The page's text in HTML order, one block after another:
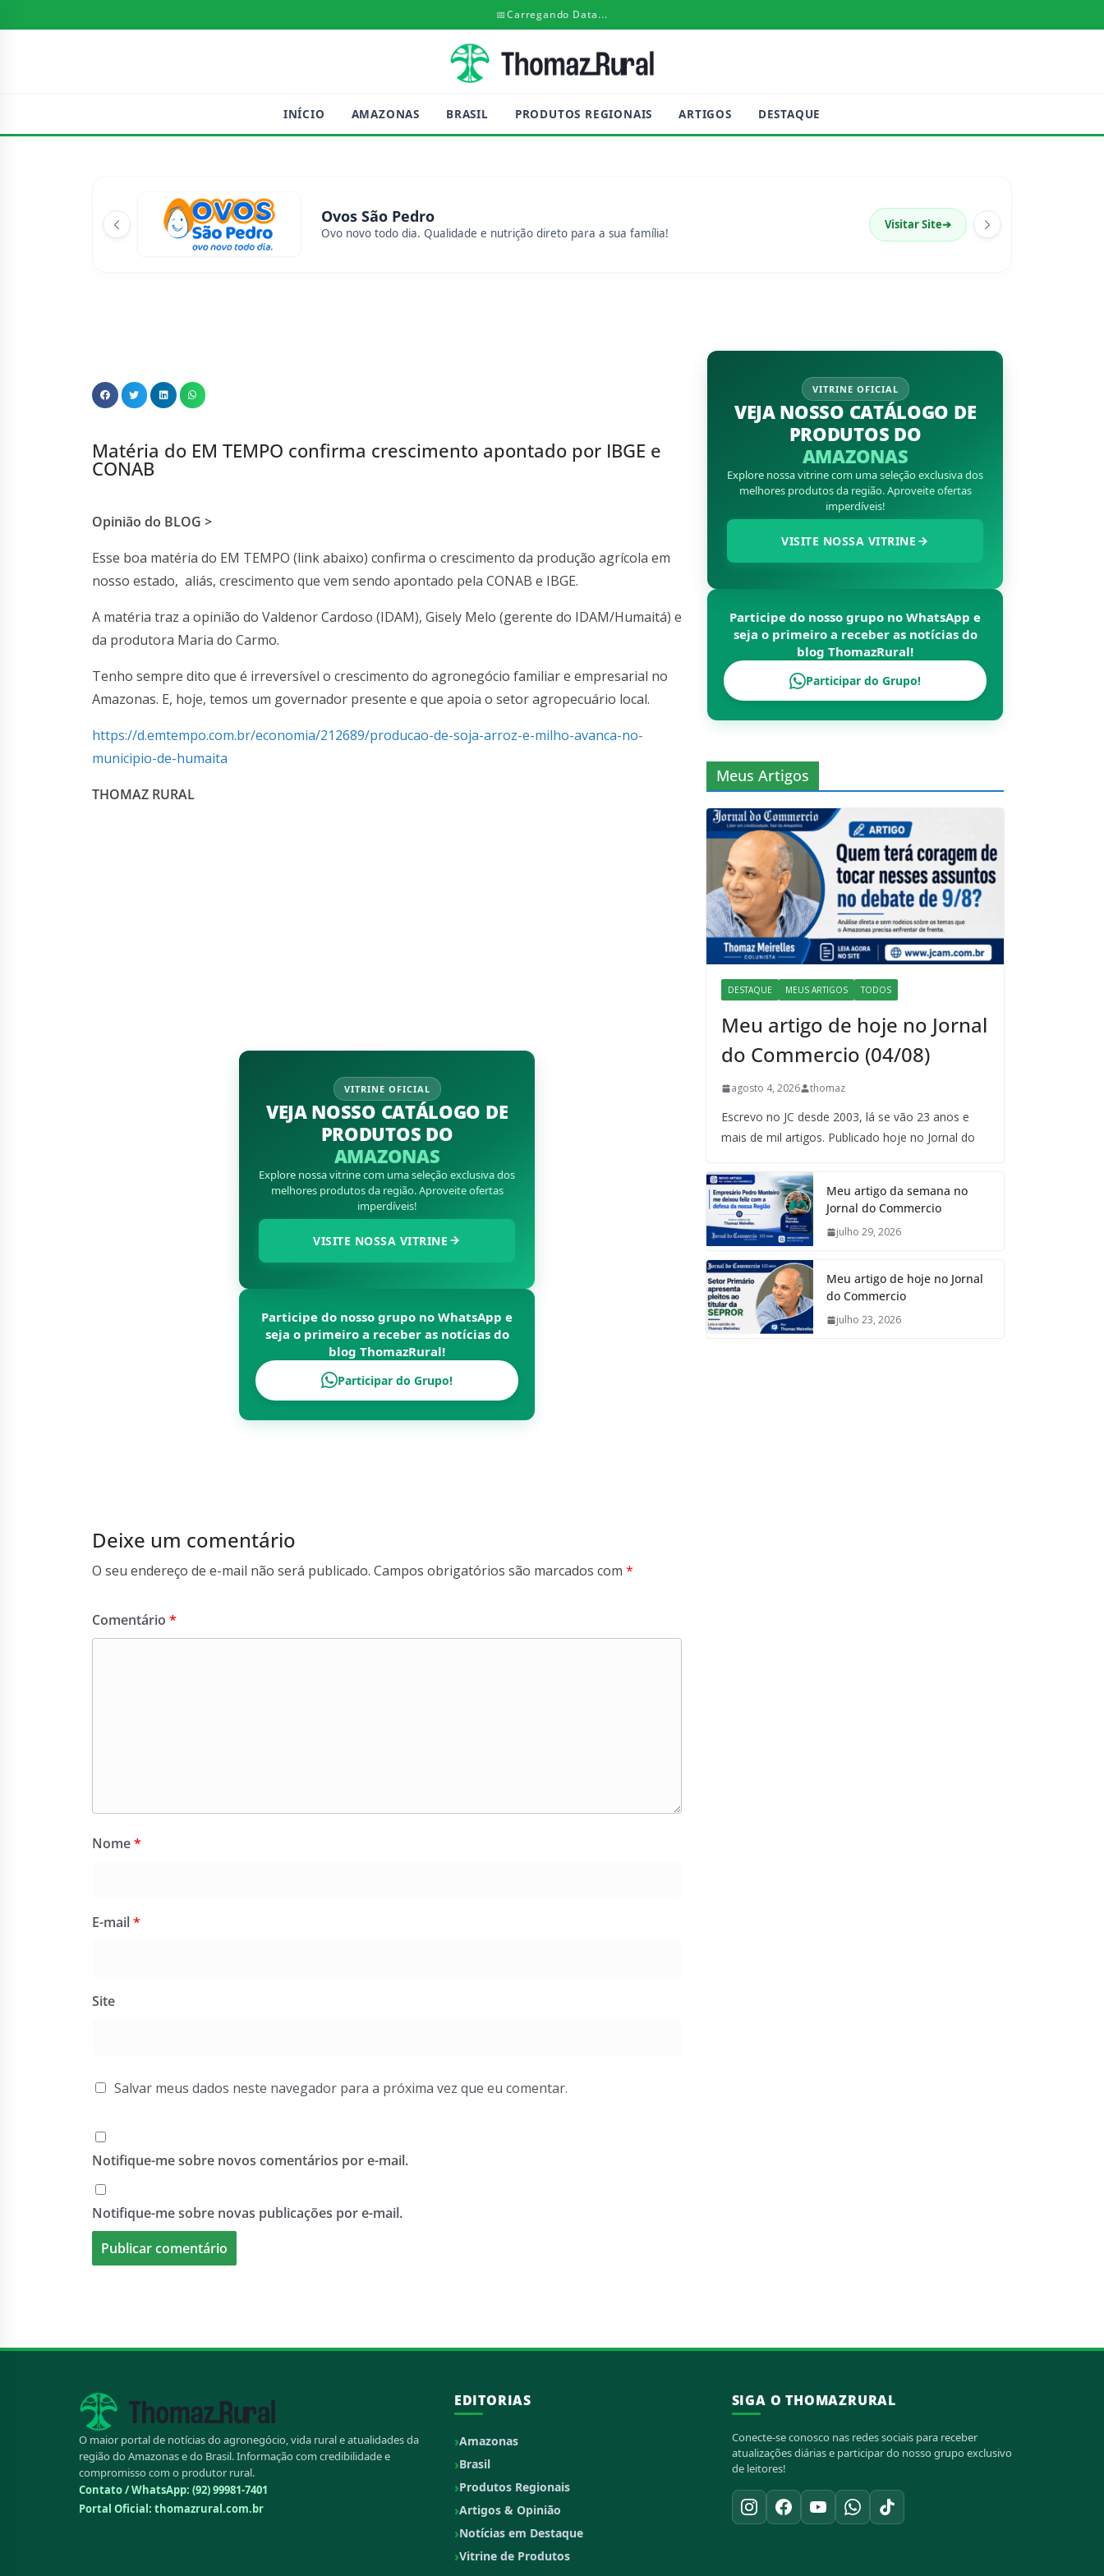
📅Carregando Data...
INÍCIO AMAZONAS BRASIL PRODUTOS REGIONAIS ARTIGOS DESTAQUE
Ovos São Pedro
Ovo novo todo dia. Qualidade e nutrição direto para a sua família!
Visitar Site➔
Matéria do EM TEMPO confirma crescimento apontado por IBGE e
CONAB
Opinião do BLOG >
Esse boa matéria do EM TEMPO (link abaixo) confirma o crescimento da produção agrícola em
nosso estado, aliás, crescimento que vem sendo apontado pela CONAB e IBGE.
A matéria traz a opinião do Valdenor Cardoso (IDAM), Gisely Melo (gerente do IDAM/Humaitá) e
da produtora Maria do Carmo.
Tenho sempre dito que é irreversível o crescimento do agronegócio familiar e empresarial no
Amazonas. E, hoje, temos um governador presente e que apoia o setor agropecuário local.
https://d.emtempo.com.br/economia/212689/producao-de-soja-arroz-e-milho-avanca-no-
municipio-de-humaita
THOMAZ RURAL
VITRINE OFICIAL
VEJA NOSSO CATÁLOGO DE
PRODUTOS DO
AMAZONAS
Explore nossa vitrine com uma seleção exclusiva dos
melhores produtos da região. Aproveite ofertas
imperdíveis!
VISITE NOSSA VITRINE
Participe do nosso grupo no WhatsApp e
seja o primeiro a receber as notícias do
blogThomazRural!
Participar do Grupo!
Deixe um comentário
O seu endereço de e-mail não será publicado. Campos obrigatórios são marcados com *
Comentário *
Nome*
E-mail*
Site
Salvar meus dados neste navegador para a próxima vez que eu comentar.
Notifique-me sobre novos comentários por e-mail.
Notifique-me sobre novas publicações por e-mail.
VITRINE OFICIAL
VEJA NOSSO CATÁLOGO DE
PRODUTOS DO
AMAZONAS
Explore nossa vitrine com uma seleção exclusiva dos
melhores produtos da região. Aproveite ofertas
imperdíveis!
VISITE NOSSA VITRINE
Participe do nosso grupo no WhatsApp e
seja o primeiro a receber as notícias do
blogThomazRural!
Participar do Grupo!
Meus Artigos
DESTAQUE MEUS ARTIGOS TODOS
Meu artigo de hoje no Jornal
do Commercio (04/08)
agosto 4, 2026 thomaz
Escrevo no JC desde 2003, lá se vão 23 anos e
mais de mil artigos. Publicado hoje no Jornal do
Meu artigo da semana no
Jornal do Commercio
julho 29, 2026
Meu artigo de hoje no Jornal
do Commercio
julho 23, 2026
O maior portal de notícias do agronegócio, vida rural e atualidades da
região do Amazonas e do Brasil. Informação com credibilidade e
compromisso com o produtor rural.
Contato / WhatsApp: (92) 99981-7401
Portal Oficial: thomazrural.com.br
EDITORIAS
Amazonas
Brasil
Produtos Regionais
Artigos & Opinião
Notícias em Destaque
Vitrine de Produtos
SIGA O THOMAZRURAL
Conecte-se conosco nas redes sociais para receber
atualizações diárias e participar do nosso grupo exclusivo
de leitores!